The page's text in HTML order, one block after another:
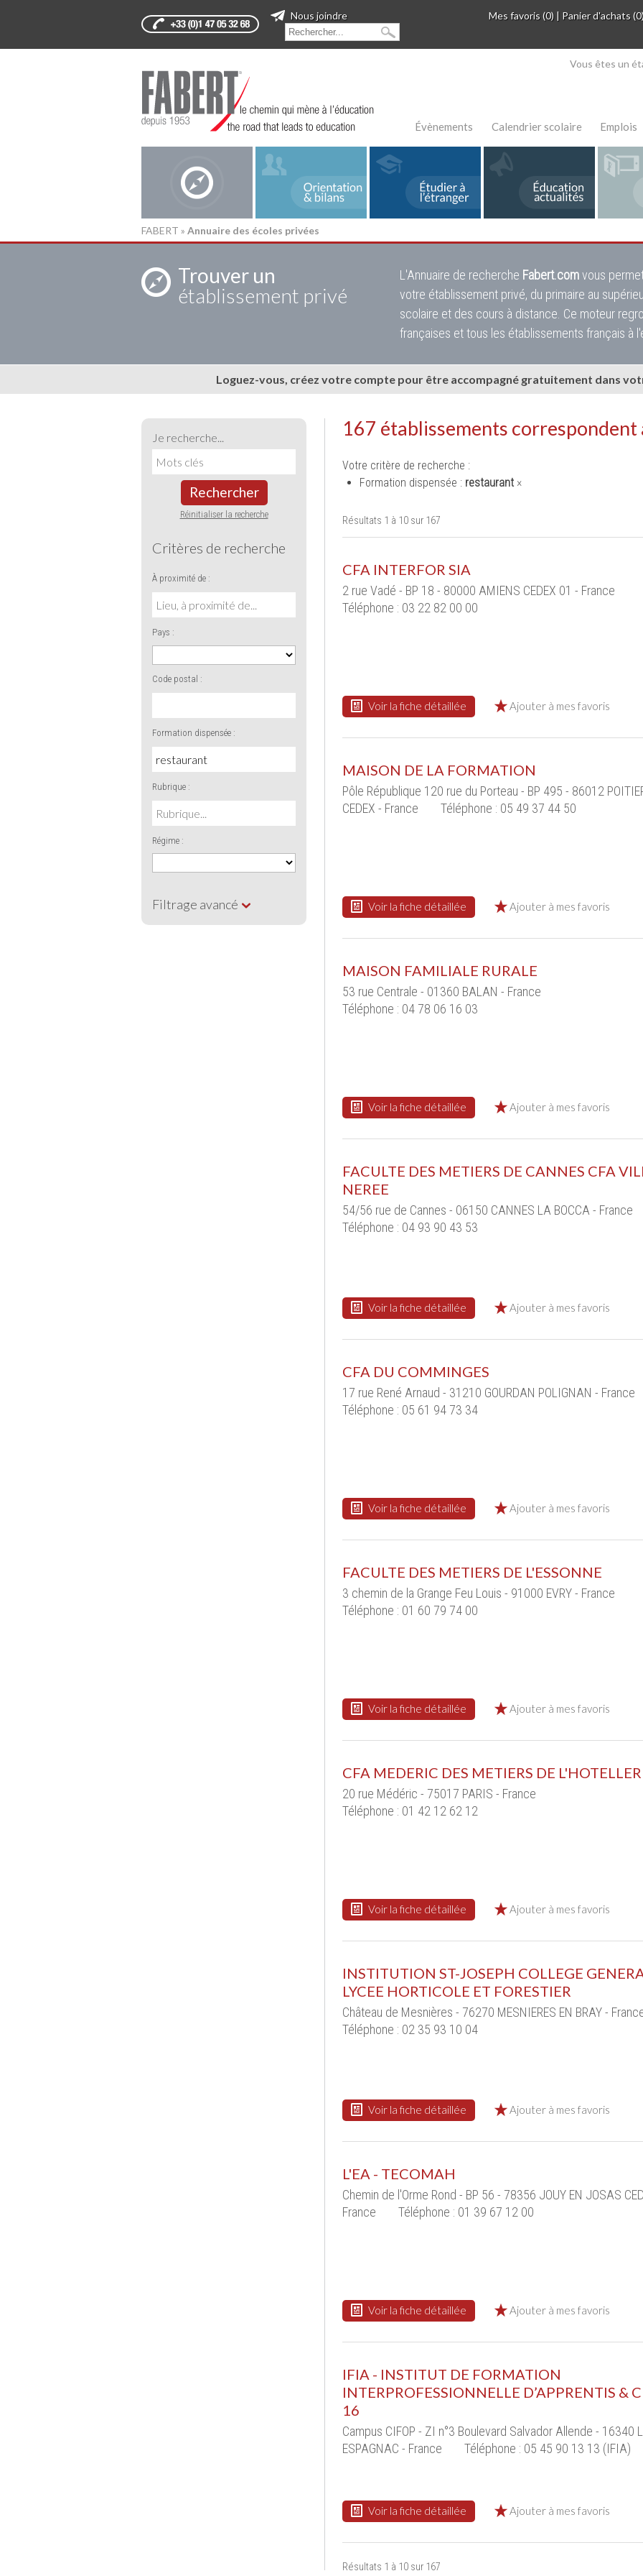
Mes favoris (0) | Panier d'achats
Nous joindre
Vous êtes un
Évènements Calendrier scolaire Emplois
FABERT » Annuaire des écoles privées
Trouver un
établissement privé
L'Annuaire de recherche Fabert.comvous
votre établissement privé, du primaire au
scolaire et des cours à distance. Ce moteur
françaises et tous les établissements français à
Loguez-vous, créez votre compte pour être accompagné gratuitement dans
Je recherche...
Rechercher
Réinitialiser la recherche
Critères de recherche
À proximité de :
Pays :
Code postal :
Formation dispensée :
Rubrique :
Régime :
Filtrage avancé
167 établissements
Votre critère de recherche :
Formation dispensée : restaurant ×
Résultats 1 à 10 sur 167
CFA INTERFOR SIA
2 rue Vadé - BP 18 - 80000 AMIENS CEDEX 01 - France
Téléphone : 03 22 82 00 00
Voir la fiche détaillée Ajouter à mes favoris
MAISON DE LA FORMATION
Pôle République 120 rue du Porteau - BP 495 - 86012
CEDEX - France
Téléphone : 05 49 37 44 50
Voir la fiche détaillée Ajouter à mes favoris
MAISON FAMILIALE RURALE
53 rue Centrale - 01360 BALAN - France
Téléphone : 04 78 06 16 03
Voir la fiche détaillée Ajouter à mes favoris
FACULTE DES METIERS DE CANNES CFA
NEREE
54/56 rue de Cannes - 06150 CANNES LA BOCCA - France
Téléphone : 04 93 90 43 53
Voir la fiche détaillée Ajouter à mes favoris
CFA DU COMMINGES
17 rue René Arnaud - 31210 GOURDAN POLIGNAN - France
Téléphone : 05 61 94 73 34
Voir la fiche détaillée Ajouter à mes favoris
FACULTE DES METIERS DE L'ESSONNE
3 chemin de la Grange Feu Louis - 91000 EVRY - France
Téléphone : 01 60 79 74 00
Voir la fiche détaillée Ajouter à mes favoris
CFA MEDERIC DES METIERS DE
20 rue Médéric - 75017 PARIS - France
Téléphone : 01 42 12 62 12
Voir la fiche détaillée Ajouter à mes favoris
INSTITUTION ST-JOSEPH COLLEGE
LYCEE HORTICOLE ET FORESTIER
Château de Mesnières - 76270 MESNIERES EN BRAY -
Téléphone : 02 35 93 10 04
Voir la fiche détaillée Ajouter à mes favoris
L'EA - TECOMAH
Chemin de l'Orme Rond - BP 56 - 78356 JOUY EN JOSAS
France
Téléphone : 01 39 67 12 00
Voir la fiche détaillée Ajouter à mes favoris
IFIA - INSTITUT DE FORMATION
INTERPROFESSIONNELLE D’APPRENTIS &
16
Campus CIFOP - ZI n°3 Boulevard Salvador Allende - 16340
ESPAGNAC - France
Téléphone : 05 45 90 13 13 (IFIA)
Voir la fiche détaillée Ajouter à mes favoris
Résultats 1 à 10 sur 167